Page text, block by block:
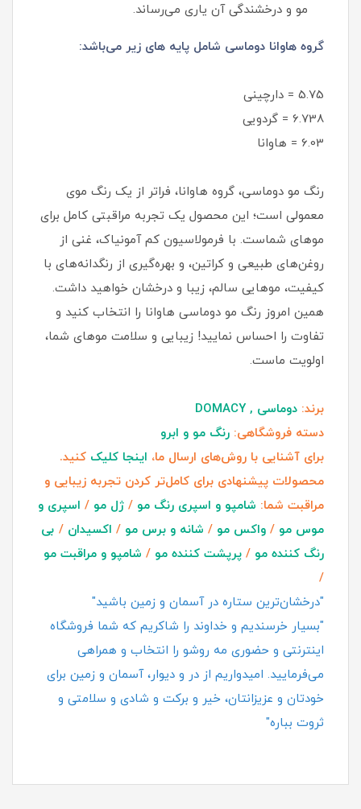
مو و درخشندگی آن یاری می‌رساند.
گروه هاوانا دوماسی شامل پایه های زیر می‌باشد:
5.75 = دارچینی
6.738 = گردویی
6.03 = هاوانا
رنگ مو دوماسی، گروه هاوانا، فراتر از یک رنگ موی
معمولی است؛ این محصول یک تجربه مراقبتی کامل برای
موهای شماست. با فرمولاسیون کم‌ آمونیاک، غنی از
روغن‌های طبیعی و کراتین، و بهره‌گیری از رنگدانه‌های با
کیفیت، موهایی سالم، زیبا و درخشان خواهید داشت.
همین امروز رنگ مو دوماسی هاوانا را انتخاب کنید و
تفاوت را احساس نمایید! زیبایی و سلامت موهای شما،
اولویت ماست.
برند: دوماسی , DOMACY
دسته فروشگاهی: رنگ مو و ابرو
برای آشنایی با روش‌های ارسال ما، اینجا کلیک کنید.
محصولات پیشنهادی برای کامل‌تر کردن تجربه زیبایی و
مراقبت شما: شامپو و اسپری رنگ مو / ژل مو / اسپری و
موس مو / واکس مو / شانه و برس مو / اکسیدان / بی
رنگ کننده مو / پرپشت کننده مو / شامپو و مراقبت مو
/
"درخشان‌ترین ستاره در آسمان و زمین باشید"
"بسیار خرسندیم و خداوند را شاکریم که شما فروشگاه
اینترنتی و حضوری مه روشو را انتخاب و همراهی
می‌فرمایید. امیدواریم از در و دیوار، آسمان و زمین برای
خودتان و عزیزانتان، خیر و برکت و شادی و سلامتی و
ثروت بباره"